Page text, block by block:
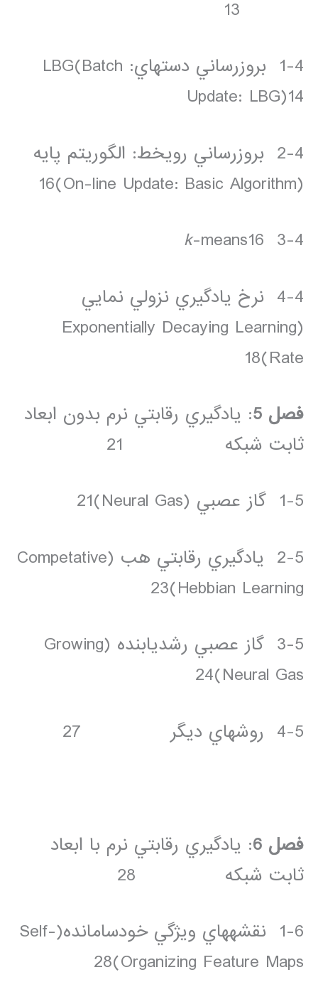
1-4 بروزرساني دسته­اي: LBG(Batch
Update: LBG)14
2-4 بروزرساني روي­خط: الگوريتم پايه
(On-line Update: Basic Algorithm)16
3-4
k-means16
4-4 نرخ يادگيري نزولي نمايي
(Exponentially Decaying Learning
Rate)18
فصل 5
: يادگيري رقابتي نرم بدون ابعاد
ثابت شبکه 21
1-5 گاز عصبي (Neural Gas)21
2-5 يادگيري رقابتي هب (Competative
Hebbian Learning)23
3-5 گاز عصبي رشديابنده (Growing
Neural Gas)24
4-5 روش­هاي ديگر 27
فصل 6
: يادگيري رقابتي نرم با ابعاد
ثابت شبکه 28
1-6 نقشه­هاي ويژگي خودسامانده(Self-
Organizing Feature Maps)28